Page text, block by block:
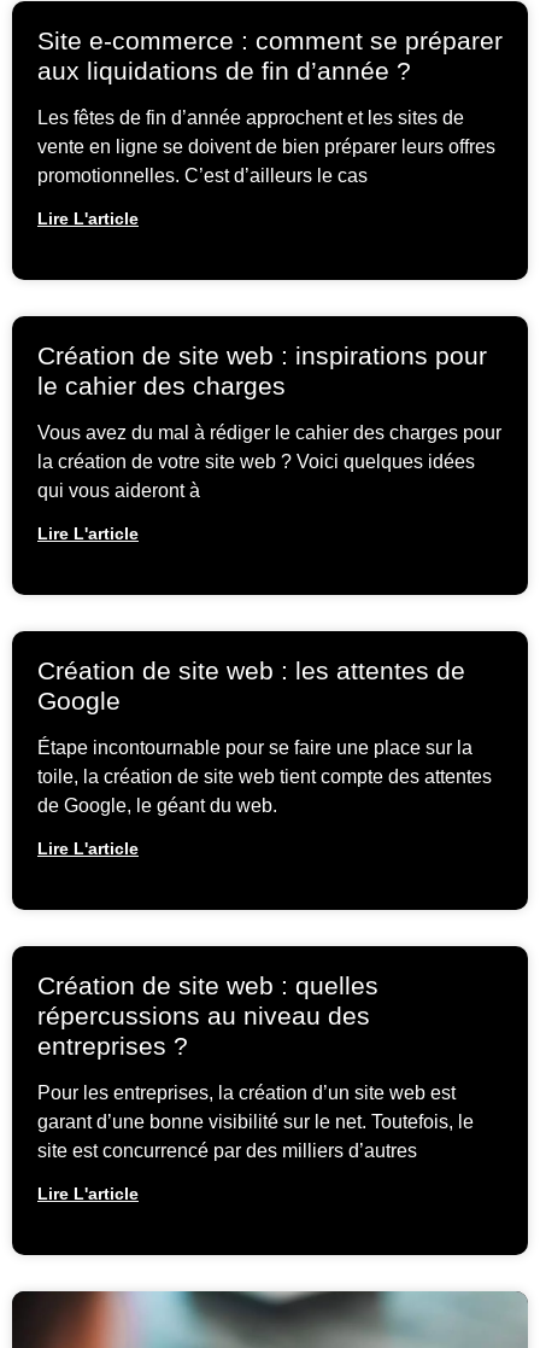
Site e-commerce : comment se préparer
aux liquidations de fin d’année ?
Les fêtes de fin d’année approchent et les sites de
vente en ligne se doivent de bien préparer leurs offres
promotionnelles. C’est d’ailleurs le cas
Lire L'article
Création de site web : inspirations pour
le cahier des charges
Vous avez du mal à rédiger le cahier des charges pour
la création de votre site web ? Voici quelques idées
qui vous aideront à
Lire L'article
Création de site web : les attentes de
Google
Étape incontournable pour se faire une place sur la
toile, la création de site web tient compte des attentes
de Google, le géant du web.
Lire L'article
Création de site web : quelles
répercussions au niveau des
entreprises ?
Pour les entreprises, la création d’un site web est
garant d’une bonne visibilité sur le net. Toutefois, le
site est concurrencé par des milliers d’autres
Lire L'article